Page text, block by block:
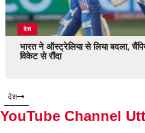
देश
भारत ने ऑस्ट्रेलिया से लिया बदला,
विकेट से रौंदा
देश
YouTube Channel